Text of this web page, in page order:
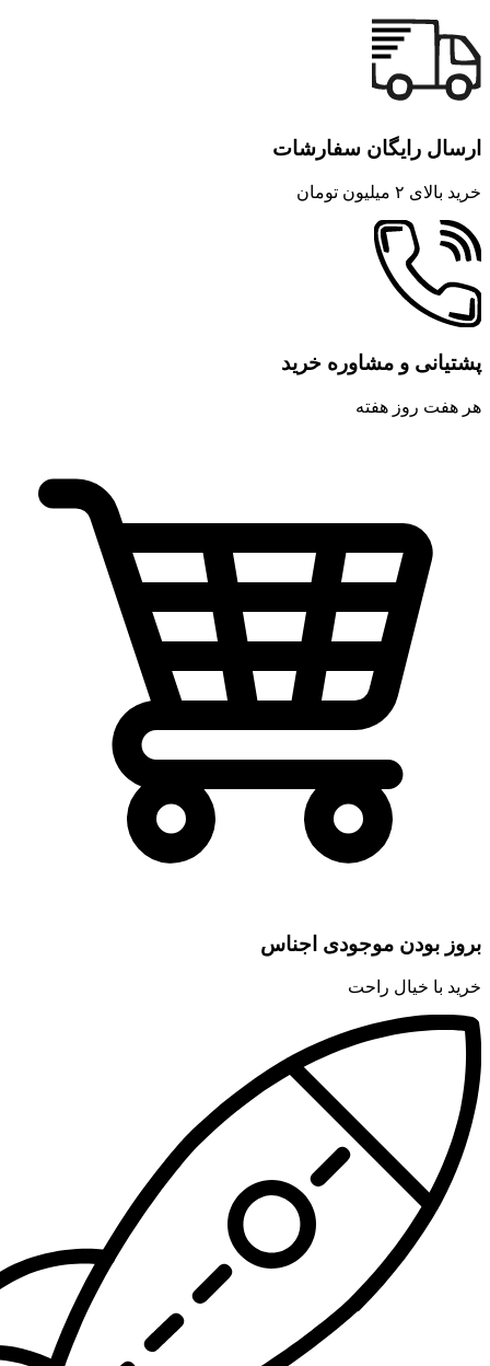
ارسال رایگان سفارشات
خرید بالای ۲ میلیون تومان
پشتیانی و مشاوره خرید
هر هفت روز هفته
بروز بودن موجودی اجناس
خرید با خیال راحت